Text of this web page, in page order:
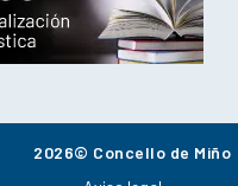
2026© Concello de Miño